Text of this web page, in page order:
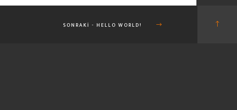
SONRAKI - HELLO WORLD!